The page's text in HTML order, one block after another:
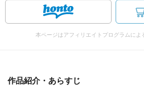
本ページはアフィリエイトプログラムによ
作品紹介・あらすじ